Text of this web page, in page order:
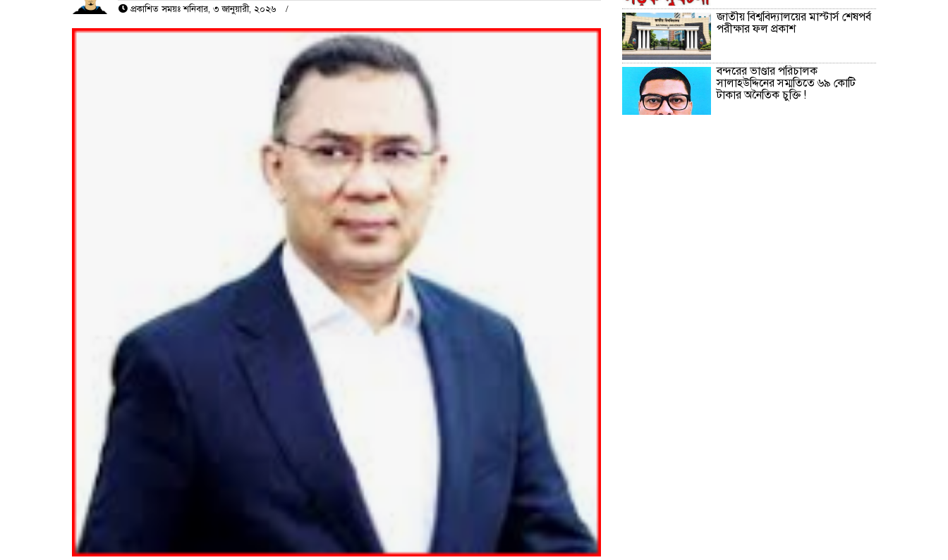
প্রকাশিত সময়ঃ শনিবার, ৩ জানুয়ারী, ২০২৬
জাতীয় বিশ্ববিদ্যালয়ের মাস্টার্স শেষপর্ব
পরীক্ষার ফল প্রকাশ
বন্দরের ভাণ্ডার পরিচালক
সালাহউদ্দিনের সম্মতিতে ৬৯ কোটি
টাকার অনৈতিক চুক্তি !